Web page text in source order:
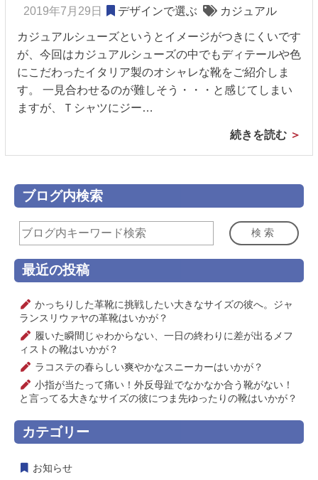
2019年7月29日 デザインで選ぶ カジュアル
カジュアルシューズというとイメージがつきにくいです
が、今回はカジュアルシューズの中でもディテールや色
にこだわったイタリア製のオシャレな靴をご紹介しま
す。 一見合わせるのが難しそう・・・と感じてしまい
ますが、Ｔシャツにジー…
続きを読む
ブログ内検索
検索
最近の投稿
かっちりした革靴に挑戦したい大きなサイズの彼へ。ジャ
ランスリウァヤの革靴はいかが？
履いた瞬間じゃわからない、一日の終わりに差が出るメフ
ィストの靴はいかが？
ラコステの春らしい爽やかなスニーカーはいかが？
小指が当たって痛い！外反母趾でなかなか合う靴がない！
と言ってる大きなサイズの彼につま先ゆったりの靴はいかが？
カテゴリー
お知らせ